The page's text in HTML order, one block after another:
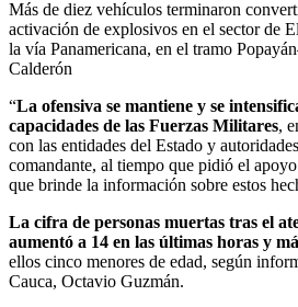
Más de diez vehículos terminaron
activación de explosivos en el sector de
la vía Panamericana, en el tramo
Calderón
“La ofensiva se mantiene y se
capacidades de las Fuerzas Militares,
con las entidades del Estado y
comandante, al tiempo que pidió el
que brinde la información sobre estos
La cifra de personas muertas tras el
aumentó a 14 en las últimas horas y
ellos cinco menores de edad, según
Cauca, Octavio Guzmán.